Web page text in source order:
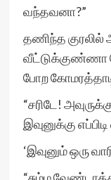
வந்தவனா?”
தணிந்த குரலில்
வீட்டுக்குண்ணா
போற
“சரிடே!
இவுனுக்கு
‘இவுனும் ஒரு